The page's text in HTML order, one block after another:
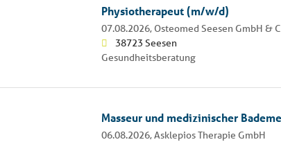
Physiotherapeut (m/w/d)
07.08.2026, Osteomed Seesen GmbH &
38723 Seesen
Gesundheitsberatung
Masseur und medizinischer
06.08.2026,Asklepios Therapie GmbH